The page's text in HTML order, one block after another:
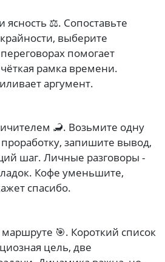
ясность ⚖️. Сопоставьте
выберите
помогает
рамка времени.
аргумент.
🦂. Возьмите одну
запишите вывод,
шаг. Личные разговоры -
Кофе уменьшите,
спасибо.
🎯. Короткий список
цель, две